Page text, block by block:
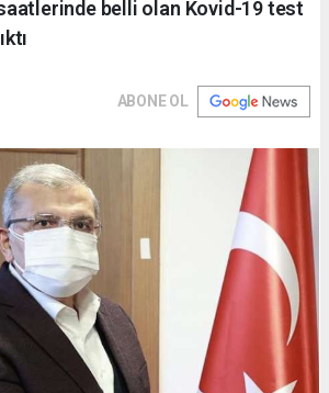
belli olan Kovid-19 test
ABONE OL